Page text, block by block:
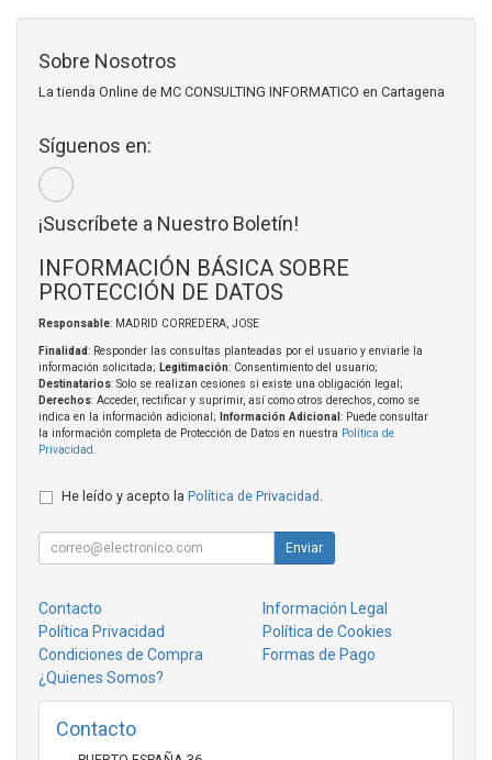
Sobre Nosotros
La tienda Online de MC CONSULTING INFORMATICO en Cartagena
Síguenos en:
¡Suscríbete a Nuestro Boletín!
INFORMACIÓN BÁSICA SOBRE
PROTECCIÓN DE DATOS
Responsable: MADRID CORREDERA, JOSE
Finalidad: Responder las consultas planteadas por el usuario y enviarle la
información solicitada; Legitimación: Consentimiento del usuario;
Destinatarios: Solo se realizan cesiones si existe una obligación legal;
Derechos: Acceder, rectificar y suprimir, así como otros derechos, como se
indica en la información adicional;
Información Adicional : Puede consultar
la información completa de Protección de Datos en nuestra Política de
Privacidad
He leído y acepto la Política de Privacidad
Enviar
Contacto
Información Legal
Política Privacidad
Política de Cookies
Condiciones de Compra
Formas de Pago
¿Quienes Somos?
Contacto